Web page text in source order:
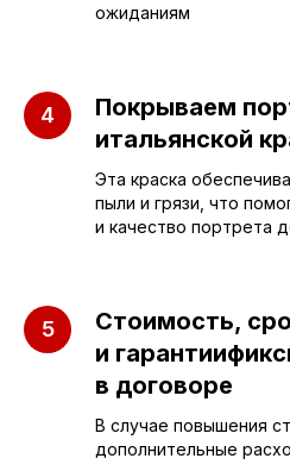
ожиданиям
Покрываем
итальянской
Эта краска
пыли и грязи, что
и качество портрета
Стоимость,
и
в договоре
В случае повышения
дополнительные
ПАМЯТНИКИ
Бюджетные О